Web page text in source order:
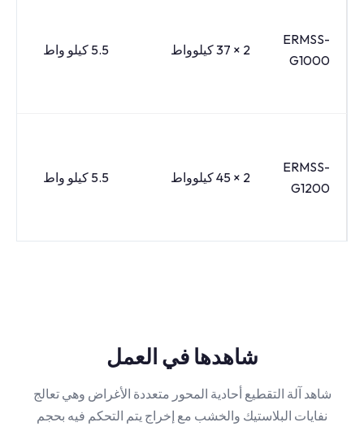
ERMSS-
G1000
2 × 37 كيلوواط 5.5 كيلو واط
ERMSS-
G1200
2 × 45 كيلوواط 5.5 كيلو واط
شاهدها في العمل
شاهد آلة التقطيع أحادية المحور متعددة الأغراض وهي تعالج
نفايات البلاستيك والخشب مع إخراج يتم التحكم فيه بحجم